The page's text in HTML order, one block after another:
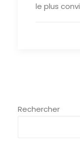
le plus
Rechercher